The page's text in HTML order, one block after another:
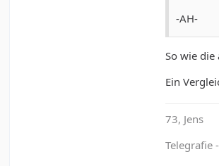
-AH-
So wie die
Ein
73, Jens
Telegrafie